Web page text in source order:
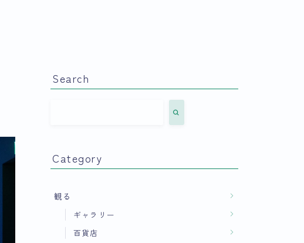
Search
Category
観る
ギャラリー
百貨店